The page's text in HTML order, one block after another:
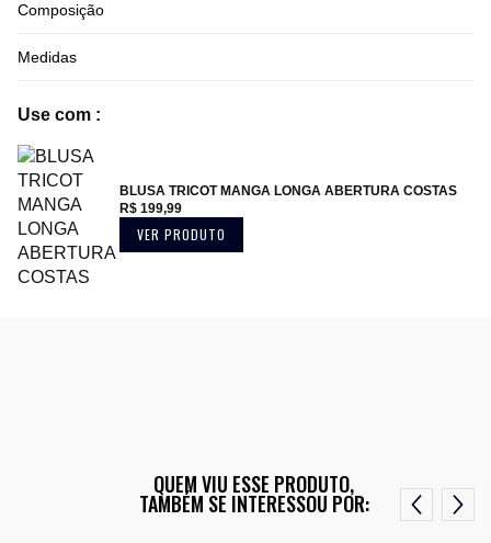
Composição
Medidas
Use com :
BLUSA TRICOT MANGA LONGA ABERTURA COSTAS
R$ 199,99
VER PRODUTO
QUEM VIU ESSE PRODUTO,
TAMBÉM SE INTERESSOU POR: